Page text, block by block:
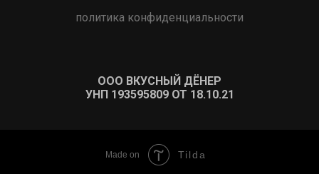
политика конфиденциальности
ООО ВКУСНЫЙ ДЁНЕР
УНП 193595809 ОТ 18.10.21
Made on Tilda